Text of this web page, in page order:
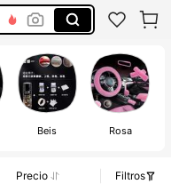
Beis Rosa
Precio
Filtros